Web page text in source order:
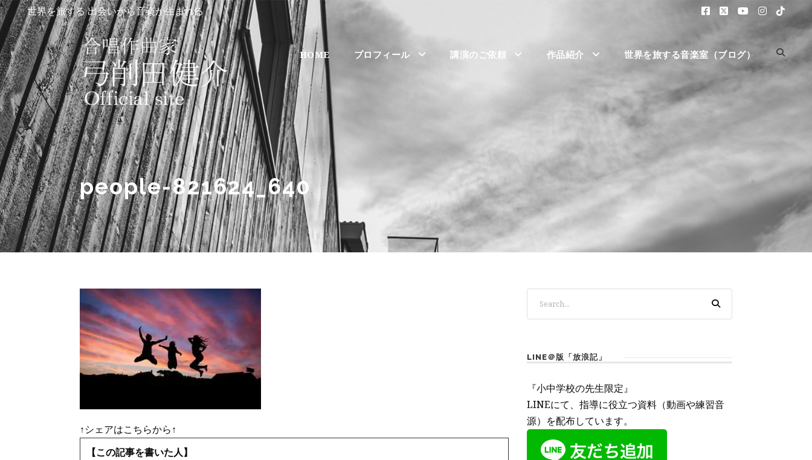
世界を旅する 出会いから音楽が生まれる
HOME プロフィール 講演のご依頼 作品紹介 世界を旅する音楽室（ブログ）
people-821624_640
↑シェアはこちらから↑
【この記事を書いた人】
LINE＠版「放浪記」
『小中学校の先生限定』
LINEにて、指導に役立つ資料（動画や練習音
源）を配布しています。